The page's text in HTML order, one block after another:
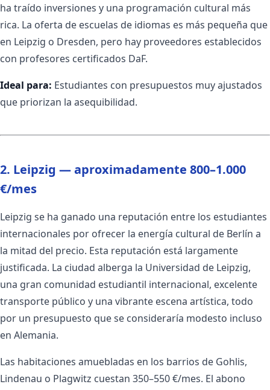
ha traído inversiones y una programación cultural más
rica. La oferta de escuelas de idiomas es más pequeña que
en Leipzig o Dresden, pero hay proveedores establecidos
con profesores certificados DaF.
Ideal para: Estudiantes con presupuestos muy ajustados
que priorizan la asequibilidad.
2. Leipzig — aproximadamente 800–1.000
€/mes
Leipzig se ha ganado una reputación entre los estudiantes
internacionales por ofrecer la energía cultural de Berlín a
la mitad del precio. Esta reputación está largamente
justificada. La ciudad alberga la Universidad de Leipzig,
una gran comunidad estudiantil internacional, excelente
transporte público y una vibrante escena artística, todo
por un presupuesto que se consideraría modesto incluso
en Alemania.
Las habitaciones amuebladas en los barrios de Gohlis,
Lindenau o Plagwitz cuestan 350–550 €/mes. El abono